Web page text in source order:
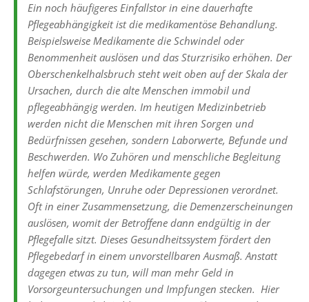
Ein noch häufigeres Einfallstor in eine dauerhafte
Pflegeabhängigkeit ist die medikamentöse Behandlung.
Beispielsweise Medikamente die Schwindel oder
Benommenheit auslösen und das Sturzrisiko erhöhen. Der
Oberschenkelhalsbruch steht weit oben auf der Skala der
Ursachen, durch die alte Menschen immobil und
pflegeabhängig werden. Im heutigen Medizinbetrieb
werden nicht die Menschen mit ihren Sorgen und
Bedürfnissen gesehen, sondern Laborwerte, Befunde und
Beschwerden. Wo Zuhören und menschliche Begleitung
helfen würde, werden Medikamente gegen
Schlafstörungen, Unruhe oder Depressionen verordnet.
Oft in einer Zusammensetzung, die Demenzerscheinungen
auslösen, womit der Betroffene dann endgültig in der
Pflegefalle sitzt. Dieses Gesundheitssystem fördert den
Pflegebedarf in einem unvorstellbaren Ausmaß. Anstatt
dagegen etwas zu tun, will man mehr Geld in
Vorsorgeuntersuchungen und Impfungen stecken. Hier